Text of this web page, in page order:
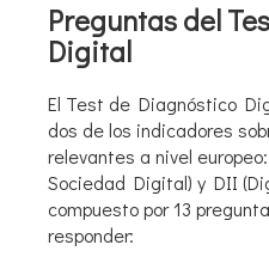
Preguntas del
Digital
El Test de Diagnóstico
dos de los indicadores
relevantes a nivel
Sociedad Digital) y DII
compuesto por 13
responder: